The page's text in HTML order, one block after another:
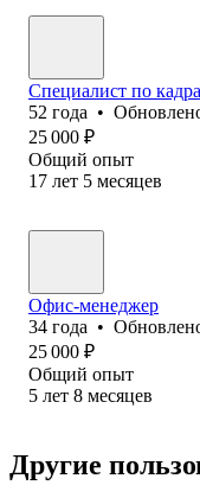
Специалист по
52 года •
25 000 ₽
Общий опыт
17 лет 5 месяцев
Офис-менеджер
34 года •
25 000 ₽
Общий опыт
5 лет 8 месяцев
Другие